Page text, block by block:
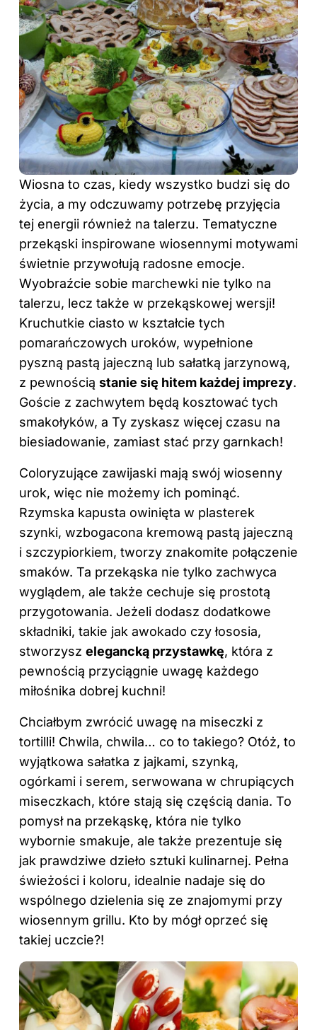
Wiosna to czas, kiedy wszystko budzi się do
życia, a my odczuwamy potrzebę przyjęcia
tej energii również na talerzu. Tematyczne
przekąski inspirowane wiosennymi motywami
świetnie przywołują radosne emocje.
Wyobraźcie sobie marchewki nie tylko na
talerzu, lecz także w przekąskowej wersji!
Kruchutkie ciasto w kształcie tych
pomarańczowych uroków, wypełnione
pyszną pastą jajeczną lub sałatką jarzynową,
z pewnością stanie się hitem każdej imprezy.
Goście z zachwytem będą kosztować tych
smakołyków, a Ty zyskasz więcej czasu na
biesiadowanie, zamiast stać przy garnkach!
Coloryzujące zawijaski mają swój wiosenny
urok, więc nie możemy ich pominąć.
Rzymska kapusta owinięta w plasterek
szynki, wzbogacona kremową pastą jajeczną
i szczypiorkiem, tworzy znakomite połączenie
smaków. Ta przekąska nie tylko zachwyca
wyglądem, ale także cechuje się prostotą
przygotowania. Jeżeli dodasz dodatkowe
składniki, takie jak awokado czy łososia,
stworzysz elegancką przystawkę, która z
pewnością przyciągnie uwagę każdego
miłośnika dobrej kuchni!
Chciałbym zwrócić uwagę na miseczki z
tortilli! Chwila, chwila… co to takiego? Otóż, to
wyjątkowa sałatka z jajkami, szynką,
ogórkami i serem, serwowana w chrupiących
miseczkach, które stają się częścią dania. To
pomysł na przekąskę, która nie tylko
wybornie smakuje, ale także prezentuje się
jak prawdziwe dzieło sztuki kulinarnej. Pełna
świeżości i koloru, idealnie nadaje się do
wspólnego dzielenia się ze znajomymi przy
wiosennym grillu. Kto by mógł oprzeć się
takiej uczcie?!